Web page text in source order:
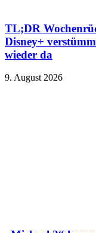
TL;DR
Disney+
wieder da
9. August 2026